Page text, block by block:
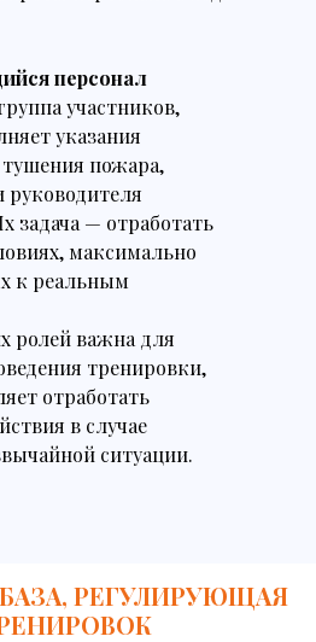
персонал
участников,
указания
пожара,
руководителя
задача — отработать
максимально
к реальным
ролей важна для
тренировки,
отработать
в случае
ситуации.
РЕГУЛИРУЮЩАЯ